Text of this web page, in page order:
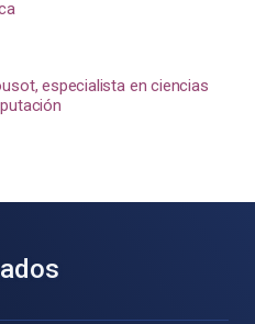
especialista en ciencias